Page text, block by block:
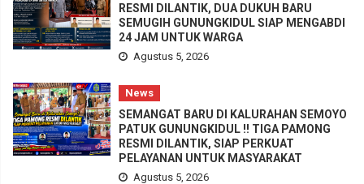
RESMI DILANTIK, DUA DUKUH BARU
SEMUGIH GUNUNGKIDUL SIAP MENGABDI
24 JAM UNTUK WARGA
Agustus 5, 2026
News
SEMANGAT BARU DI KALURAHAN SEMOYO
PATUK GUNUNGKIDUL !! TIGA PAMONG
RESMI DILANTIK, SIAP PERKUAT
PELAYANAN UNTUK MASYARAKAT
Agustus 5, 2026